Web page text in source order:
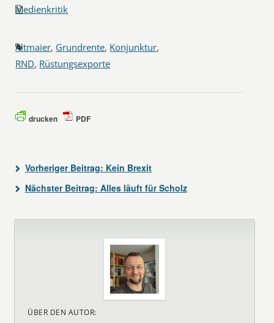
Medienkritik
Altmaier, Grundrente, Konjunktur,
RND, Rüstungsexporte
drucken PDF
Vorheriger Beitrag: Kein Brexit
Nächster Beitrag: Alles läuft für Scholz
ÜBER DEN AUTOR: